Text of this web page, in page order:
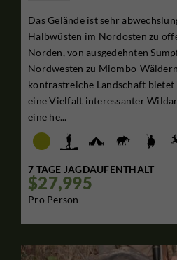
Das Gelände ist sehr
Halbwüsten im Nordosten zu
Norden, von ausgedehnten
Nordwesten zu Miombo-
kontrastreiche Landschaft bietet
eine Vielfalt interessanter
eine he...
7 TAGE JAGDAUFENTHALT
$27,995
Pro Person